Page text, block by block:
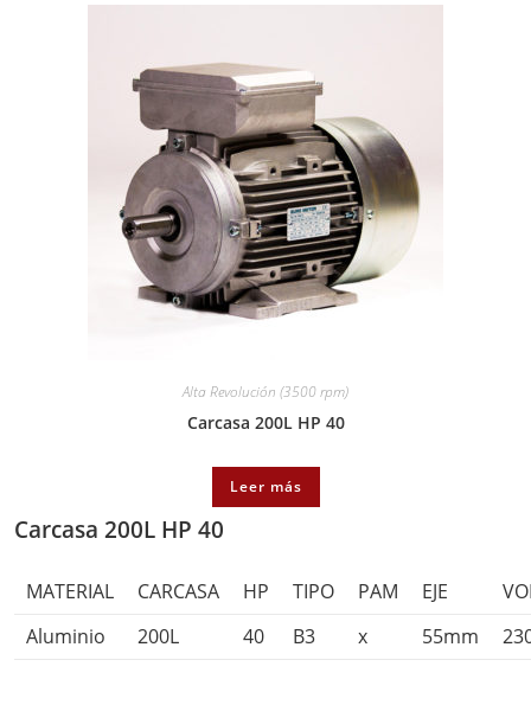
Alta Revolución (3500 rpm)
Carcasa 200L HP 40
Leer más
Carcasa 200L HP 40
MATERIAL CARCASA HP TIPO PAM EJE
Aluminio
200L 40 B3 x 55mm